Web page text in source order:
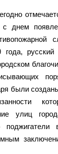
с днем
были
улиц
поджигатели